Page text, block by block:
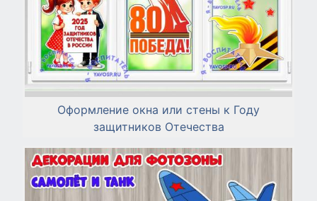
Оформление окна или стены к Году
защитников Отечества